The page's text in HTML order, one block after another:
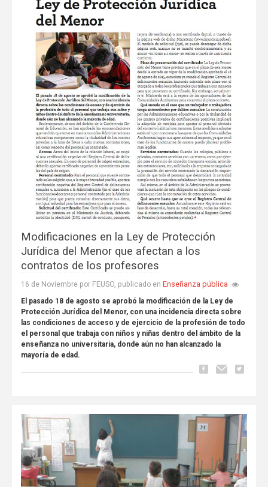
Modificaciones en la Ley de Protección
Jurídica del Menor que afectan a los
contratos de los profesores
16 de Noviembre por FEUSO, publicado en Enseñanza pública
El pasado 18 de agosto se aprobó la modificación de la Ley de
Protección Jurídica del Menor, con una incidencia directa sobre
las condiciones de acceso y de ejercicio de la profesión de todo
el personal que trabaja con niños y niñas dentro del ámbito de la
enseñanza no universitaria, donde aún no han alcanzado la
mayoría de edad.